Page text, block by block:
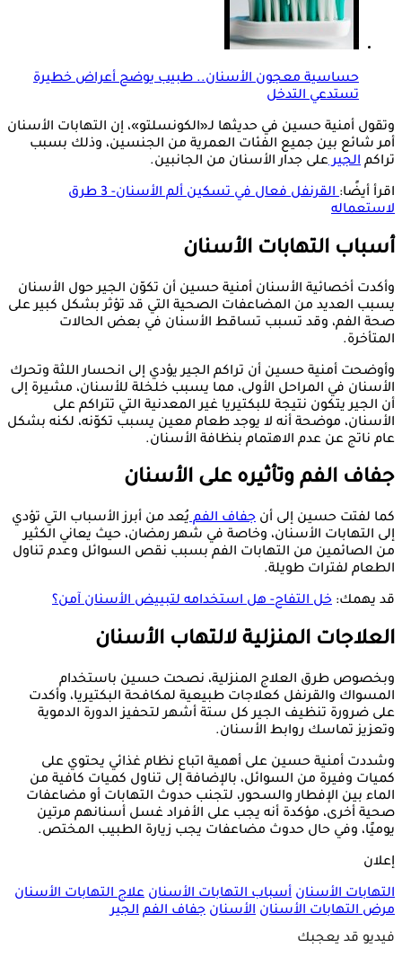
حساسية معجون الأسنان.. طبيب يوضح أعراض خطيرة
تستدعي التدخل
وتقول أمنية حسين في حديثها لـ«الكونسلتو»، إن التهابات الأسنان
أمر شائع بين جميع الفئات العمرية من الجنسين، وذلك بسبب
تراكم الجيرعلى جدار الأسنان من الجانبين.
اقرأ أيضًا:
القرنفل فعال في تسكين ألم الأسنان- 3 طرق
لاستعماله
أسباب التهابات الأسنان
وأكدت أخصائية الأسنان أمنية حسين أن تكوّن الجير حول الأسنان
يسبب العديد من المضاعفات الصحية التي قد تؤثر بشكل كبير على
صحة الفم، وقد تسبب تساقط الأسنان في بعض الحالات
المتأخرة.
وأوضحت أمنية حسين أن تراكم الجير يؤدي إلى انحسار اللثة وتحرك
الأسنان في المراحل الأولى، مما يسبب خلخلة للأسنان، مشيرة إلى
أن الجير يتكون نتيجة للبكتيريا غير المعدنية التي تتراكم على
الأسنان، موضحة أنه لا يوجد طعام معين يسبب تكوّنه، لكنه بشكل
عام ناتج عن عدم الاهتمام بنظافة الأسنان.
جفاف الفم وتأثيره على الأسنان
كما لفتت حسين إلى أن جفاف الفميُعد من أبرز الأسباب التي تؤدي
إلى التهابات الأسنان، وخاصة في شهر رمضان، حيث يعاني الكثير
من الصائمين من التهابات الفم بسبب نقص السوائل وعدم تناول
الطعام لفترات طويلة.
قد يهمك: خل التفاح- هل استخدامه لتبييض الأسنان آمن؟
العلاجات المنزلية لالتهاب الأسنان
وبخصوص طرق العلاج المنزلية، نصحت حسين باستخدام
المسواك والقرنفل كعلاجات طبيعية لمكافحة البكتيريا، وأكدت
على ضرورة تنظيف الجير كل ستة أشهر لتحفيز الدورة الدموية
وتعزيز تماسك روابط الأسنان.
وشددت أمنية حسين على أهمية اتباع نظام غذائي يحتوي على
كميات وفيرة من السوائل، بالإضافة إلى تناول كميات كافية من
الماء بين الإفطار والسحور، لتجنب حدوث التهابات أو مضاعفات
صحية أخرى، مؤكدة أنه يجب على الأفراد غسل أسنانهم مرتين
يوميًا، وفي حال حدوث مضاعفات يجب زيارة الطبيب المختص.
إعلان
التهابات الأسنان أسباب التهابات الأسنان علاج التهابات الأسنان
مرض التهابات الأسنان الأسنان جفاف الفم الجير
فيديو قد يعجبك